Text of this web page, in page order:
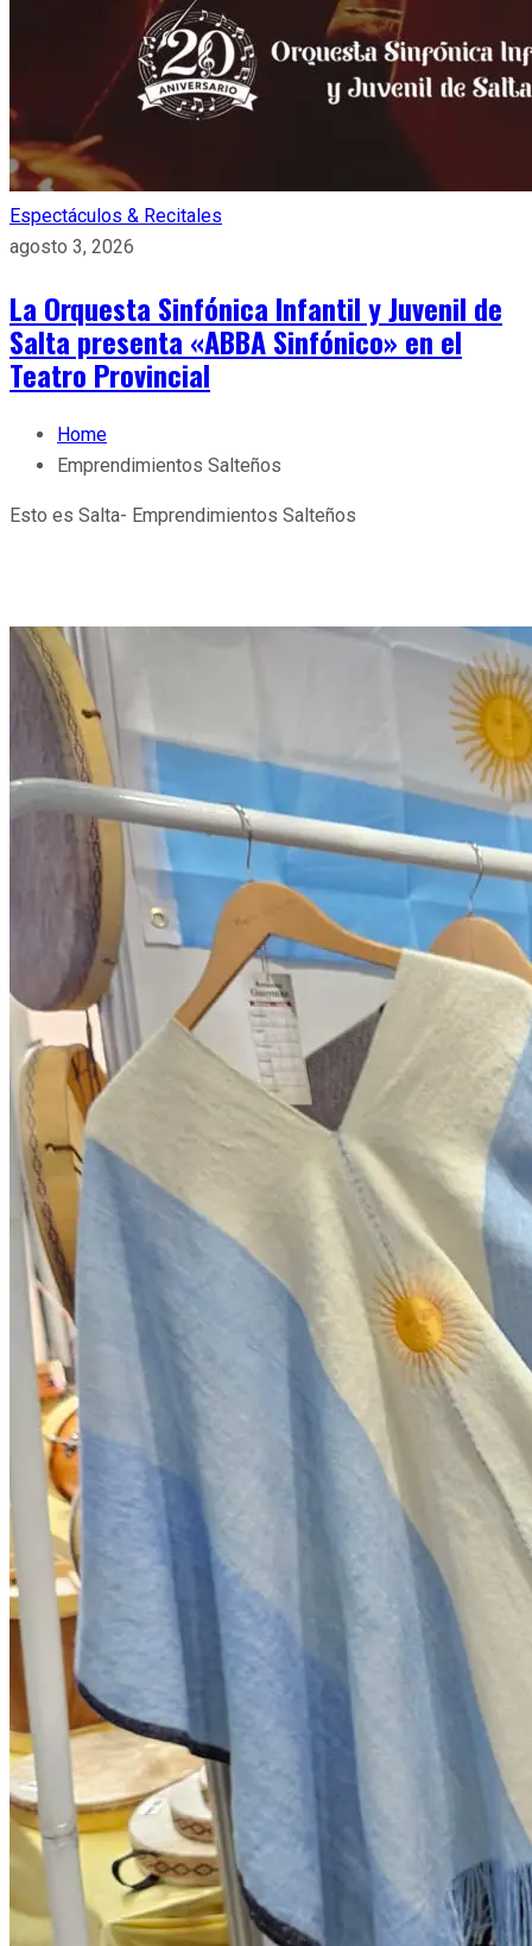
Espectáculos & Recitales
agosto 3, 2026
La Orquesta Sinfónica Infantil y Juvenil de
Salta presenta «ABBA Sinfónico» en el
Teatro Provincial
Home
Emprendimientos Salteños
Esto es Salta- Emprendimientos Salteños